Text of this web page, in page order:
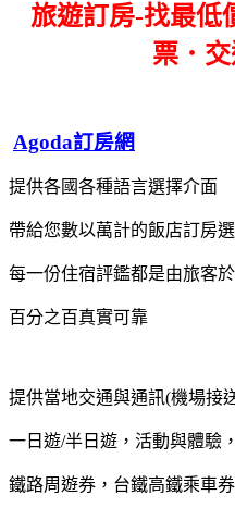
旅遊訂房-找最低
票．
Agoda訂房網
提供各國各種語言選擇介面
帶給您數以萬計的飯店訂房
每一份住宿評鑑都是由旅客
百分之百真實可靠
提供當地交通與通訊(機場接
一日遊/半日遊，活動與體驗
鐵路周遊券，台鐵高鐵乘車